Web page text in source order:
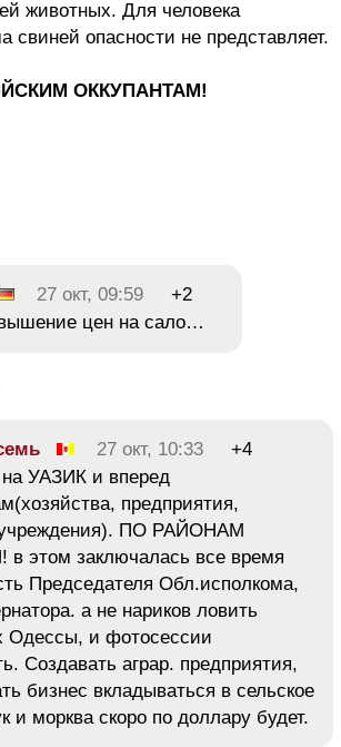
животных. Для человека
свиней опасности не представляет.
ОККУПАНТАМ!
27 окт, 09:59
+2
цен на сало…
27 окт, 10:33
+4
УАЗИК и вперед
предприятия,
ПО РАЙОНАМ
этом заключалась все время
Председателя Обл.исполкома,
а не нариков ловить
Одессы, и фотосессии
Создавать аграр. предприятия,
бизнес вкладываться в сельское
и морква скоро по доллару будет.